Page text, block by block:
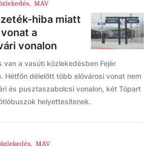
, MÁV
hiba miatt
a
vonalon
van a vasúti közlekedésben Fejér
Hétfőn délelőtt több elővárosi vonat nem
és pusztaszabolcsi vonalon, két Tópart
helyettesítenek.
, MÁV